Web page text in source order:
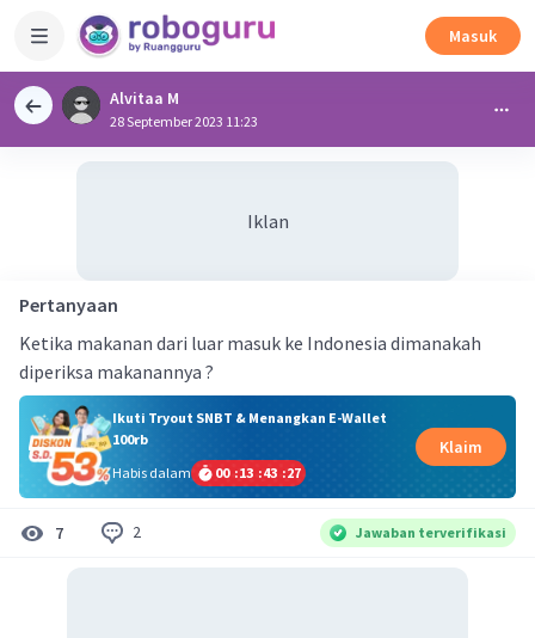
Masuk
Alvitaa M
28 September 2023 11:23
Iklan
Pertanyaan
Ketika makanan dari luar masuk ke Indonesia dimanakah
diperiksa makanannya ?
Ikuti Tryout SNBT & Menangkan E-Wallet
100rb
Habis dalam
00 :13 :43 :26
Klaim
7 2 Jawaban terverifikasi